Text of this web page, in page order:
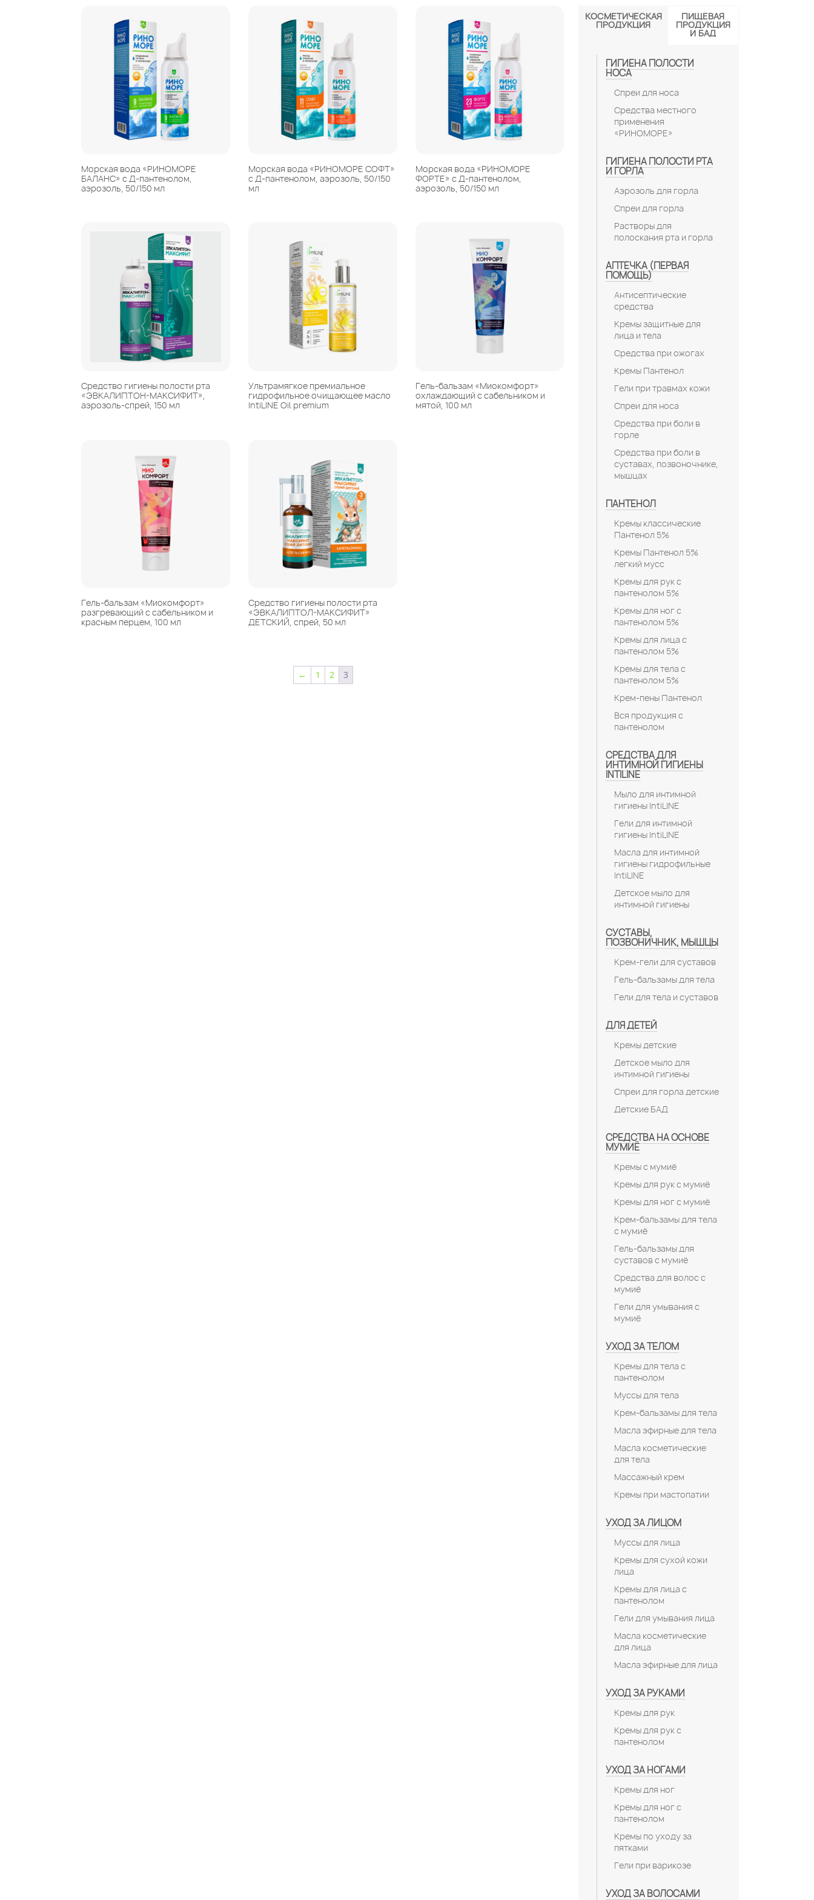
для
интимной
гигиены
IntiLINE
Лубриканты
позвоночник,
косметические
Средства на
Морская вода «РИНОМОРЕ
БАЛАНС» с Д-пантенолом,
аэрозоль, 50/150 мл
Морская вода «РИНОМОРЕ СОФТ»
с Д-пантенолом, аэрозоль, 50/150
мл
Морская вода «РИНОМОРЕ
ФОРТЕ» с Д-пантенолом,
аэрозоль, 50/150 мл
Средство гигиены полости рта
«ЭВКАЛИПТОН-МАКСИФИТ»,
аэрозоль-спрей, 150 мл
Ультрамягкое премиальное
гидрофильное очищающее масло
IntiLINE Oil premium
Гель-бальзам «Миокомфорт»
охлаждающий с сабельником и
мятой, 100 мл
Гель-бальзам «Миокомфорт»
разгревающий с сабельником и
красным перцем, 100 мл
Средство гигиены полости рта
«ЭВКАЛИПТОЛ-МАКСИФИТ»
ДЕТСКИЙ, спрей, 50 мл
← 1 2 3
КОСМЕТИЧЕСКАЯ
ПРОДУКЦИЯ
ПИЩЕВАЯ
ПРОДУКЦИЯ
И БАД
ГИГИЕНА ПОЛОСТИ
НОСА
Спреи для носа
Средства местного
применения
«РИНОМОРЕ»
ГИГИЕНА ПОЛОСТИ РТА
И ГОРЛА
Аэрозоль для горла
Спреи для горла
Растворы для
полоскания рта и горла
АПТЕЧКА (ПЕРВАЯ
ПОМОЩЬ)
Антисептические
средства
Кремы защитные для
лица и тела
Средства при ожогах
Кремы Пантенол
Гели при травмах кожи
Спреи для носа
Средства при боли в
горле
Средства при боли в
суставах, позвоночнике,
мышцах
ПАНТЕНОЛ
Кремы классические
Пантенол 5%
Кремы Пантенол 5%
легкий мусс
Кремы для рук с
пантенолом 5%
Кремы для ног с
пантенолом 5%
Кремы для лица с
пантенолом 5%
Кремы для тела с
пантенолом 5%
Крем-пены Пантенол
Вся продукция с
пантенолом
СРЕДСТВА ДЛЯ
ИНТИМНОЙ ГИГИЕНЫ
INTILINE
Мыло для интимной
гигиены IntiLINE
Гели для интимной
гигиены IntiLINE
Масла для интимной
гигиены гидрофильные
IntiLINE
Детское мыло для
интимной гигиены
СУСТАВЫ,
ПОЗВОНИЧНИК, МЫШЦЫ
Крем-гели для суставов
Гель-бальзамы для тела
Гели для тела и суставов
ДЛЯ ДЕТЕЙ
Кремы детские
Детское мыло для
интимной гигиены
Спреи для горла детские
Детские БАД
СРЕДСТВА НА ОСНОВЕ
МУМИЁ
Кремы с мумиё
Кремы для рук с мумиё
Кремы для ног с мумиё
Крем-бальзамы для тела
с мумиё
Гель-бальзамы для
суставов с мумиё
Средства для волос с
мумиё
Гели для умывания с
мумиё
УХОД ЗА ТЕЛОМ
Кремы для тела с
пантенолом
Муссы для тела
Крем-бальзамы для тела
Масла эфирные для тела
Масла косметические
для тела
Массажный крем
Кремы при мастопатии
УХОД ЗА ЛИЦОМ
Муссы для лица
Кремы для сухой кожи
лица
Кремы для лица с
пантенолом
Гели для умывания лица
Масла косметические
для лица
Масла эфирные для лица
УХОД ЗА РУКАМИ
Кремы для рук
Кремы для рук с
пантенолом
УХОД ЗА НОГАМИ
Кремы для ног
Кремы для ног с
пантенолом
Кремы по уходу за
пятками
Гели при варикозе
УХОД ЗА ВОЛОСАМИ